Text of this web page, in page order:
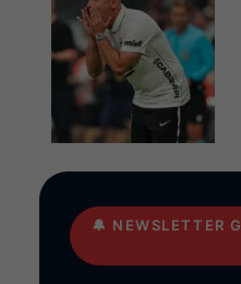
🔔 NEWSLETTER